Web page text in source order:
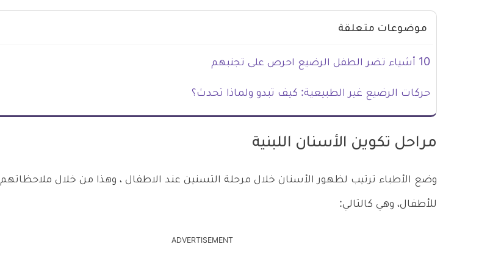
موضوعات متعلقة
10 أشياء تضر الطفل الرضيع احرص على تجنبهم
حركات الرضيع غير الطبيعية: كيف تبدو ولماذا تحدث؟
مراحل تكوين الأسنان اللبنية
وضع الأطباء ترتيب لظهور الأسنان خلال مرحلة التسنين عند الاطفال ، وهذا من خلال ملاحظاتهم
للأطفال، وهي كالتالي:
ADVERTISEMENT